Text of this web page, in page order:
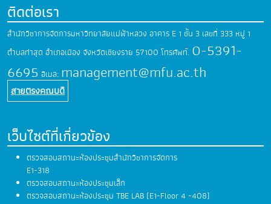
ติดต่อเรา
สำนักวิชาการจัดการมหาวิทยาลัยแม่ฟ้าหลวง อาคาร E 1 ชั้น 3 เลขที่ 333 หมู่ 1
ตำบลท่าสุด อำเภอเมือง จังหวัดเชียงราย 57100 โทรศัพท์. 0-5391-
6695 อีเมล: management@mfu.ac.th
สายตรงคณบดี
เว็บไซต์ที่เกี่ยวข้อง
ตรวจสอบสถานะห้องประชุมสำนักวิชาการจัดการ
E1-318
ตรวจสอบสถานะห้องประชุมเล็ก
ตรวจสอบสถานะห้องประชุม TBE LAB (E1-Floor 4 -408)